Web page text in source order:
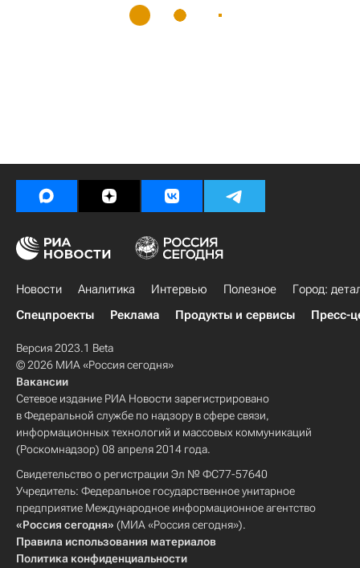
Новости Аналитика Интервью Полезное
Город:
Спецпроекты
Реклама Продукты и сервисы Пресс-
Версия 2023.1 Beta
© 2026 МИА «Россия сегодня»
Вакансии
Сетевое издание РИА Новости зарегистрировано
в Федеральной службе по надзору в сфере связи,
информационных технологий и массовых коммуникаций
(Роскомнадзор) 08 апреля 2014 года.
Свидетельство о регистрации Эл № ФС77-57640
Учредитель: Федеральное государственное унитарное
предприятие Международное информационное агентство
«Россия сегодня» (МИА «Россия сегодня»).
Правила использования материалов
Политика конфиденциальности